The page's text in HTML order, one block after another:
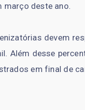
março deste ano.
devem
Além desse
em final de